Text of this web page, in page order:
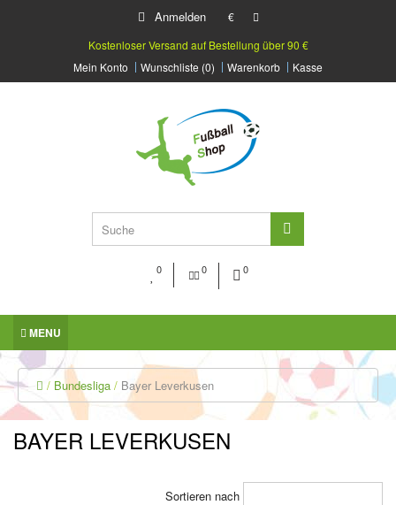
Anmelden
€
Kostenloser Versand auf Bestellung über 90 €
Mein Konto
Wunschliste (0) Warenkorb Kasse
0 0 0
MENU
Bundesliga Bayer Leverkusen
BAYER LEVERKUSEN
Sortieren nach